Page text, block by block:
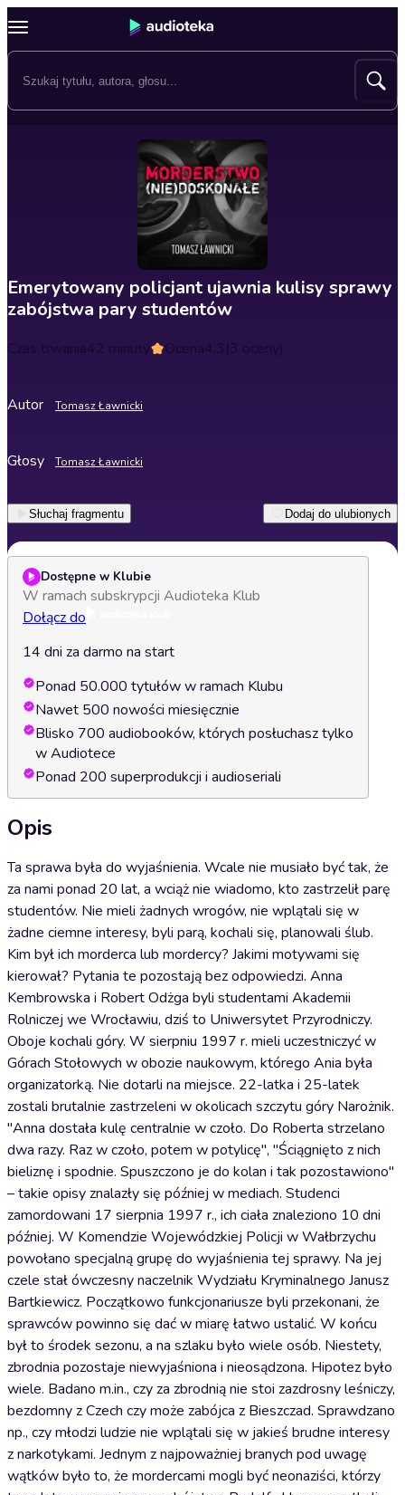
Emerytowany policjant ujawnia kulisy sprawy
zabójstwa pary studentów
Czas trwania42 minuty Ocena4.3(3 oceny)
Autor Tomasz Ławnicki
Głosy Tomasz Ławnicki
Słuchaj fragmentu Dodaj do ulubionych
Dostępne w Klubie
W ramach subskrypcji Audioteka Klub
Dołącz do
14 dni za darmo na start
Ponad 50.000 tytułów w ramach Klubu
Nawet 500 nowości miesięcznie
Blisko 700 audiobooków, których posłuchasz tylko
w Audiotece
Ponad 200 superprodukcji i audioseriali
Opis
Ta sprawa była do wyjaśnienia. Wcale nie musiało być tak, że
za nami ponad 20 lat, a wciąż nie wiadomo, kto zastrzelił parę
studentów. Nie mieli żadnych wrogów, nie wplątali się w
żadne ciemne interesy, byli parą, kochali się, planowali ślub.
Kim był ich morderca lub mordercy? Jakimi motywami się
kierował? Pytania te pozostają bez odpowiedzi. Anna
Kembrowska i Robert Odżga byli studentami Akademii
Rolniczej we Wrocławiu, dziś to Uniwersytet Przyrodniczy.
Oboje kochali góry. W sierpniu 1997 r. mieli uczestniczyć w
Górach Stołowych w obozie naukowym, którego Ania była
organizatorką. Nie dotarli na miejsce. 22-latka i 25-latek
zostali brutalnie zastrzeleni w okolicach szczytu góry Narożnik.
"Anna dostała kulę centralnie w czoło. Do Roberta strzelano
dwa razy. Raz w czoło, potem w potylicę", "Ściągnięto z nich
bieliznę i spodnie. Spuszczono je do kolan i tak pozostawiono"
– takie opisy znalazły się później w mediach. Studenci
zamordowani 17 sierpnia 1997 r., ich ciała znaleziono 10 dni
później. W Komendzie Wojewódzkiej Policji w Wałbrzychu
powołano specjalną grupę do wyjaśnienia tej sprawy. Na jej
czele stał ówczesny naczelnik Wydziału Kryminalnego Janusz
Bartkiewicz. Początkowo funkcjonariusze byli przekonani, że
sprawców powinno się dać w miarę łatwo ustalić. W końcu
był to środek sezonu, a na szlaku było wiele osób. Niestety,
zbrodnia pozostaje niewyjaśniona i nieosądzona. Hipotez było
wiele. Badano m.in., czy za zbrodnią nie stoi zazdrosny leśniczy,
bezdomny z Czech czy może zabójca z Bieszczad. Sprawdzano
np., czy młodzi ludzie nie wplątali się w jakieś brudne interesy
z narkotykami. Jednym z najpoważniej branych pod uwagę
wątków było to, że mordercami mogli być neonaziści, którzy